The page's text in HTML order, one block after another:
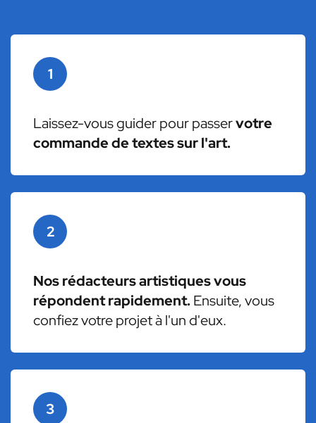
1
Laissez-vous guider pour passervotre
commande de textes sur l'art.
2
Nos rédacteurs artistiques vous
répondent rapidement. Ensuite, vous
confiez votre projet à l'un d'eux.
3